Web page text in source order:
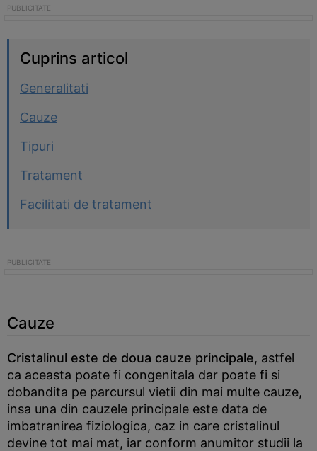
Cuprins articol
Generalitati
Cauze
Tipuri
Tratament
Facilitati de tratament
Cauze
Cristalinul este de doua cauze principale, astfel
ca aceasta poate fi congenitala dar poate fi si
dobandita pe parcursul vietii din mai multe cauze,
insa una din cauzele principale este data de
imbatranirea fiziologica, caz in care cristalinul
devine tot mai mat, iar conform anumitor studii la